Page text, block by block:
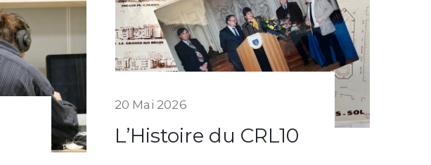
20 Mai 2026
L’Histoire du CRL10